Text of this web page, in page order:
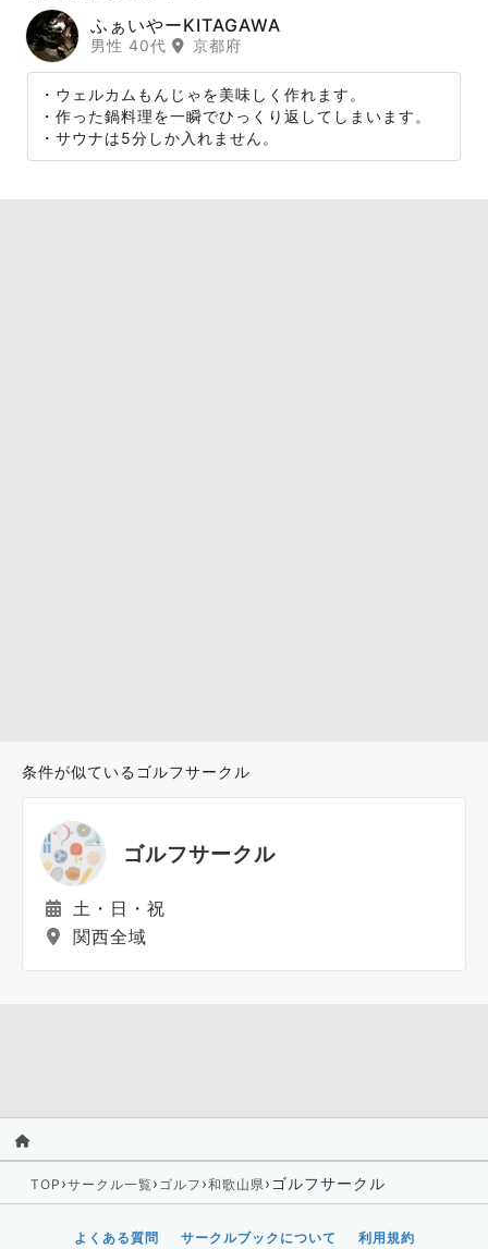
ふぁいやーKITAGAWA
男性 40代 京都府
・ウェルカムもんじゃを美味しく作れます。
・作った鍋料理を一瞬でひっくり返してしまいます。
・サウナは5分しか入れません。
条件が似ているゴルフサークル
ゴルフサークル
土・日・祝
関西全域
TOP ›サークル一覧› ゴルフ ›和歌山県› ゴルフサークル
よくある質問 サークルブックについて 利用規約